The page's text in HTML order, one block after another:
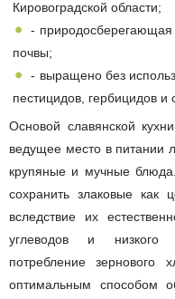
Кировоградской области;
природосберегающая
почвы;
выращено без
пестицидов, гербицидов и
Основой славянской
ведущее место в питании
крупяные и мучные
сохранить злаковые как
вследствие их
углеводов и низкого
потребление
оптимальным способом